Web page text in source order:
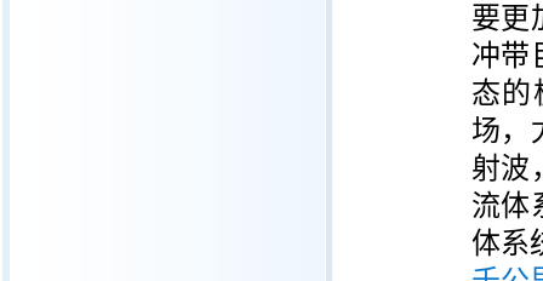
要更
冲带
态的
场，
射波
流体
体系